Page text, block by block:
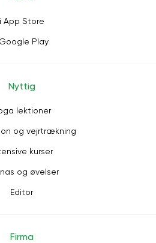
i App Store
Play
Nyttig
lektioner
og vejrtrækning
kurser
og øvelser
Editor
Firma